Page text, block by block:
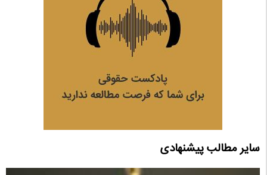
سایر مطالب پیشنهادی